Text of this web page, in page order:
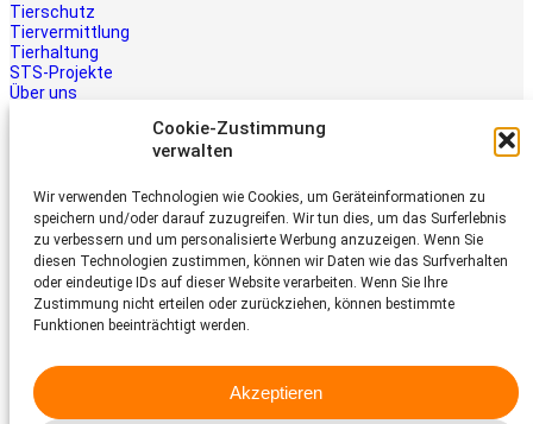
Cookie-Zustimmung
verwalten
Wir verwenden Technologien wie Cookies, um Geräteinformationen zu
speichern und/oder darauf zuzugreifen. Wir tun dies, um das Surferlebnis
zu verbessern und um personalisierte Werbung anzuzeigen. Wenn Sie
diesen Technologien zustimmen, können wir Daten wie das Surfverhalten
oder eindeutige IDs auf dieser Website verarbeiten. Wenn Sie Ihre
Zustimmung nicht erteilen oder zurückziehen, können bestimmte
Funktionen beeinträchtigt werden.
Akzeptieren
Tierschutz
Tiervermittlung
Tierhaltung
STS-Projekte
Über uns
Tiere brauchen Hilfe – auch Ihre.
Unterstützen Sie die Arbeit des
Schweizer Tierschutz STS.
Jetzt spenden
Schweizer Tierschutz STS
CH-4053 Basel